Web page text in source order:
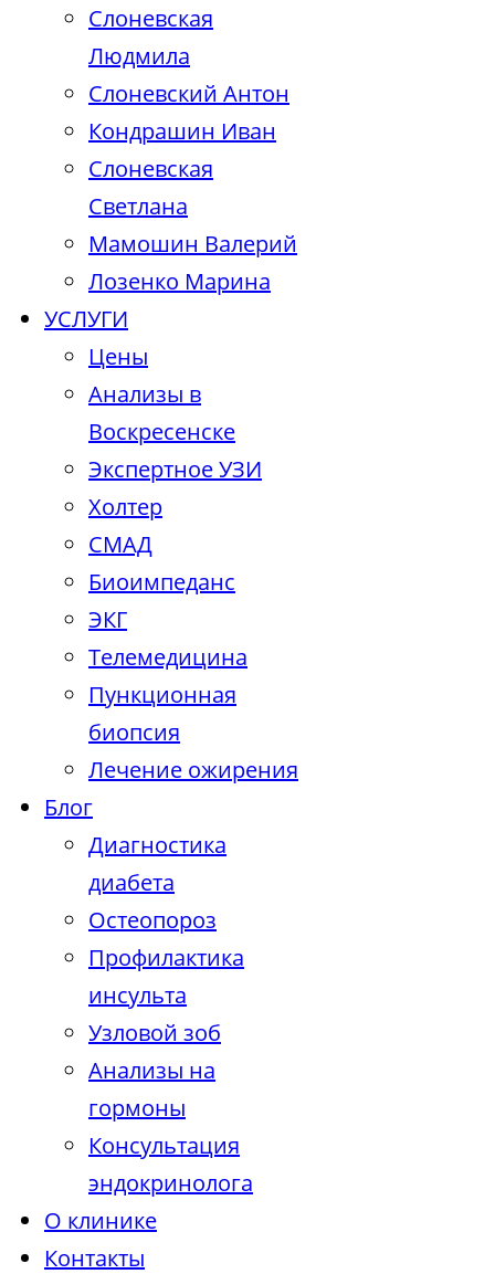
Слоневская
Людмила
Слоневский Антон
Кондрашин Иван
Слоневская
Светлана
Мамошин Валерий
Лозенко Марина
УСЛУГИ
Цены
Анализы в
Воскресенске
Экспертное УЗИ
Холтер
СМАД
Биоимпеданс
ЭКГ
Телемедицина
Пункционная
биопсия
Лечение ожирения
Блог
Диагностика
диабета
Остеопороз
Профилактика
инсульта
Узловой зоб
Анализы на
гормоны
Консультация
эндокринолога
О клинике
Контакты